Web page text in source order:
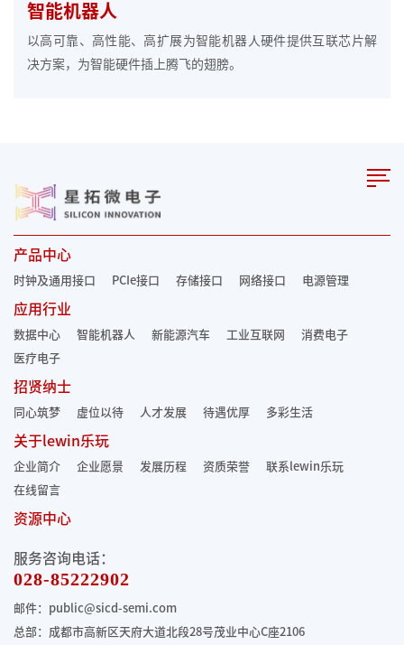
智能机器人
以高可靠、高性能、高扩展为智能机器人硬件提供互联芯片解
决方案，为智能硬件插上腾飞的翅膀。
产品中心
时钟及通用接口 PCIe接口 存储接口 网络接口 电源管理
应用行业
数据中心 智能机器人 新能源汽车 工业互联网
消费电子
医疗电子
招贤纳士
同心筑梦 虚位以待 人才发展 待遇优厚 多彩生活
关于lewin乐玩
企业简介 企业愿景 发展历程 资质荣誉
联系lewin乐玩
在线留言
资源中心
服务咨询电话：
028-85222902
邮件：public@sicd-semi.com
总部：成都市高新区天府大道北段28号茂业中心C座2106